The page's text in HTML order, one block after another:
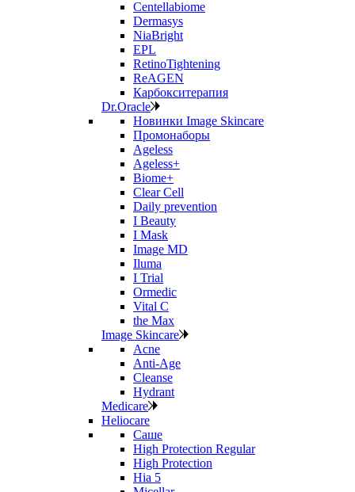
Centellabiome
Dermasys
NiaBright
EPL
RetinoTightening
ReAGEN
Карбокситерапия
Dr.Oracle
Новинки Image Skincare
Промонаборы
Ageless
Ageless+
Biome+
Clear Cell
Daily prevention
I Beauty
I Mask
Image MD
Iluma
I Trial
Ormedic
Vital C
the Max
Image Skincare
Acne
Anti‑Age
Cleanse
Hydrant
Medicare
Heliocare
Саше
High Protection Regular
High Protection
Hia 5